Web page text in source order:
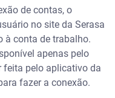
de contas, o
no site da Serasa
à conta de trabalho.
apenas pelo
feita pelo aplicativo da
fazer a conexão.